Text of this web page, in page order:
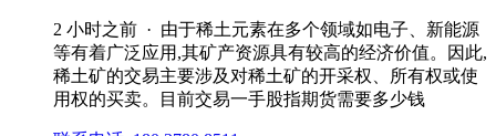
2 小时之前 · 由于稀土元素在多个领域如电子、新能源
等有着广泛应用,其矿产资源具有较高的经济价值。因此,
稀土矿的交易主要涉及对稀土矿的开采权、所有权或使
用权的买卖。目前交易一手股指期货需要多少钱